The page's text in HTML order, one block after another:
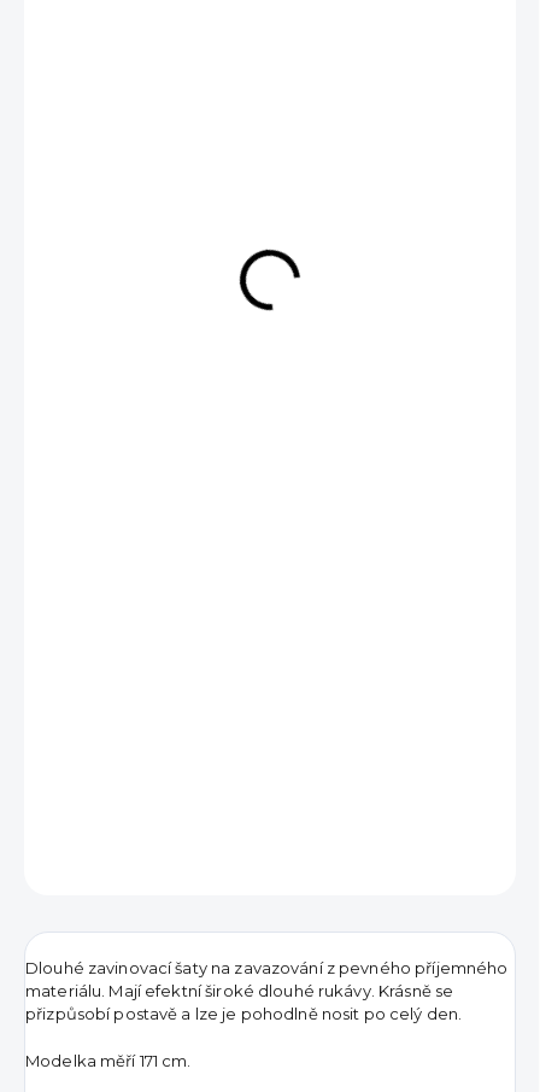
Dlouhé zavinovací šaty na zavazování z pevného příjemného
materiálu. Mají efektní široké dlouhé rukávy. Krásně se
přizpůsobí postavě a lze je pohodlně nosit po celý den.
Modelka měří 171 cm.